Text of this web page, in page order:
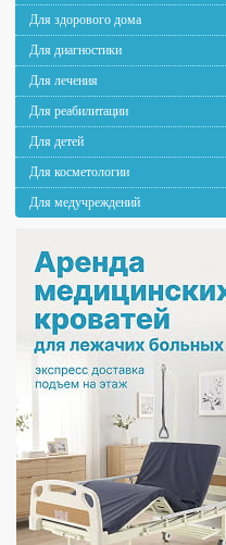
Для здорового дома
Для диагностики
Для лечения
Для реабилитации
Для детей
Для косметологии
Для медучреждений